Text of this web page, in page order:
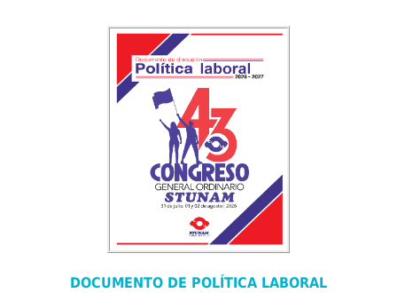
DOCUMENTO DE POLÍTICA LABORAL